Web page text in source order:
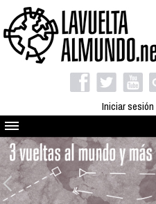
Iniciar sesión
Quienes somos
El proyecto
Blog